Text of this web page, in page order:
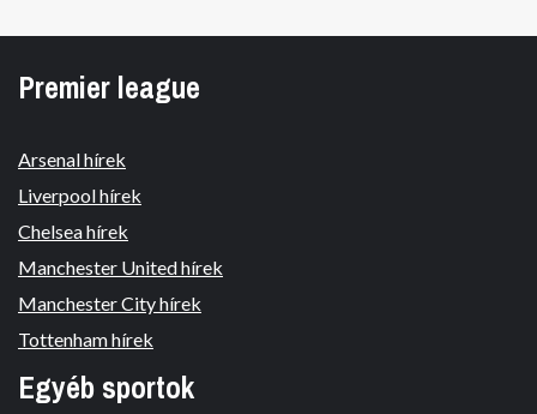
Premier league
Arsenal hírek
Liverpool hírek
Chelsea hírek
Manchester United hírek
Manchester City hírek
Tottenham hírek
Egyéb sportok